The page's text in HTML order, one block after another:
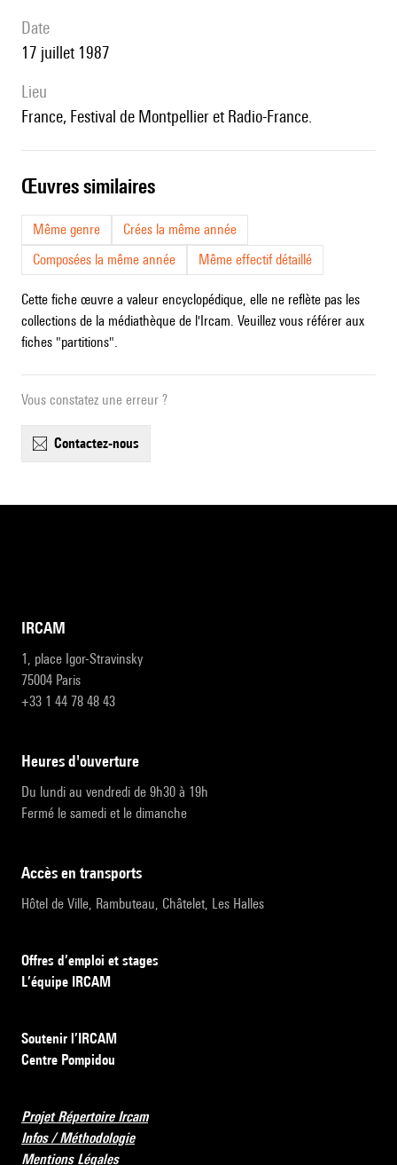
date
17 juillet 1987
lieu
France, Festival de Montpellier et Radio-France.
œuvres similaires
Même genre
Crées la même année
Composées la même année
Même effectif détaillé
Cette fiche œuvre a valeur encyclopédique, elle ne reflète pas les
collections de la médiathèque de l'Ircam. Veuillez vous référer aux
fiches "partitions".
Vous constatez une erreur ?
contactez-nous
IRCAM
1, place Igor-Stravinsky
75004 Paris
+33 1 44 78 48 43
heures d'ouverture
Du lundi au vendredi de 9h30 à 19h
Fermé le samedi et le dimanche
accès en transports
Hôtel de Ville, Rambuteau, Châtelet, Les Halles
Offres d’emploi et stages
L’équipe IRCAM
Soutenir l’IRCAM
Centre Pompidou
Projet Répertoire Ircam
Infos / Méthodologie
Mentions Légales